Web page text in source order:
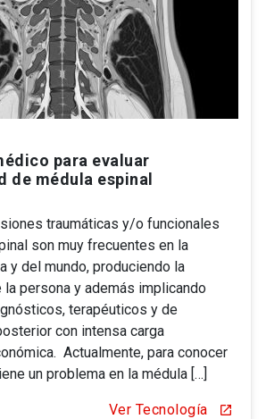
para evaluar
de médula espinal
traumáticas y/o funcionales
son muy frecuentes en la
y del mundo, produciendo la
persona y además implicando
terapéuticos y de
con intensa carga
Actualmente, para conocer
un problema en la médula […]
Ver Tecnología open_in_new